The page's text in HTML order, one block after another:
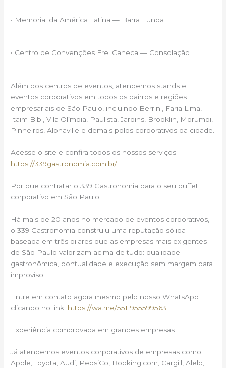
• Memorial da América Latina — Barra Funda
• Centro de Convenções Frei Caneca — Consolação
Além dos centros de eventos, atendemos stands e
eventos corporativos em todos os bairros e regiões
empresariais de São Paulo, incluindo Berrini, Faria Lima,
Itaim Bibi, Vila Olímpia, Paulista, Jardins, Brooklin, Morumbi,
Pinheiros, Alphaville e demais polos corporativos da cidade.
Acesse o site e confira todos os nossos serviços:
https://339gastronomia.com.br/
Por que contratar o 339 Gastronomia para o seu buffet
corporativo em São Paulo
Há mais de 20 anos no mercado de eventos corporativos,
o 339 Gastronomia construiu uma reputação sólida
baseada em três pilares que as empresas mais exigentes
de São Paulo valorizam acima de tudo: qualidade
gastronômica, pontualidade e execução sem margem para
improviso.
Entre em contato agora mesmo pelo nosso WhatsApp
clicando no link: https://wa.me/5511955599563
Experiência comprovada em grandes empresas
Já atendemos eventos corporativos de empresas como
Apple, Toyota, Audi, PepsiCo, Booking.com, Cargill, Alelo,